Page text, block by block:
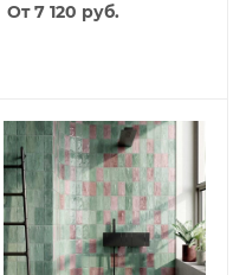
От 7 120 руб.